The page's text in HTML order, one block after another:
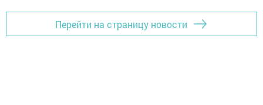
Перейти на страницу новости